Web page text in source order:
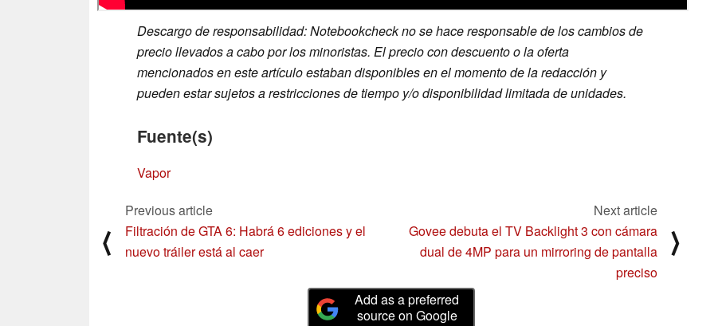
Descargo de responsabilidad: Notebookcheck no se hace responsable de los cambios de
precio llevados a cabo por los minoristas. El precio con descuento o la oferta
mencionados en este artículo estaban disponibles en el momento de la redacción y
pueden estar sujetos a restricciones de tiempo y/o disponibilidad limitada de unidades.
Fuente(s)
Vapor
⟨
Previous article
Filtración de GTA 6: Habrá 6 ediciones y el
nuevo tráiler está al caer
Next article
Govee debuta el TV Backlight 3 con cámara
dual de 4MP para un mirroring de pantalla
preciso
⟩
Add as a preferred
source on Google